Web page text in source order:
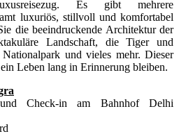
Es gibt mehrere
luxuriös, stillvoll und komfortabel
die beeindruckende Architektur der
Landschaft, die Tiger und
und vieles mehr. Dieser
Leben lang in Erinnerung bleiben.
Check-in am Bahnhof Delhi